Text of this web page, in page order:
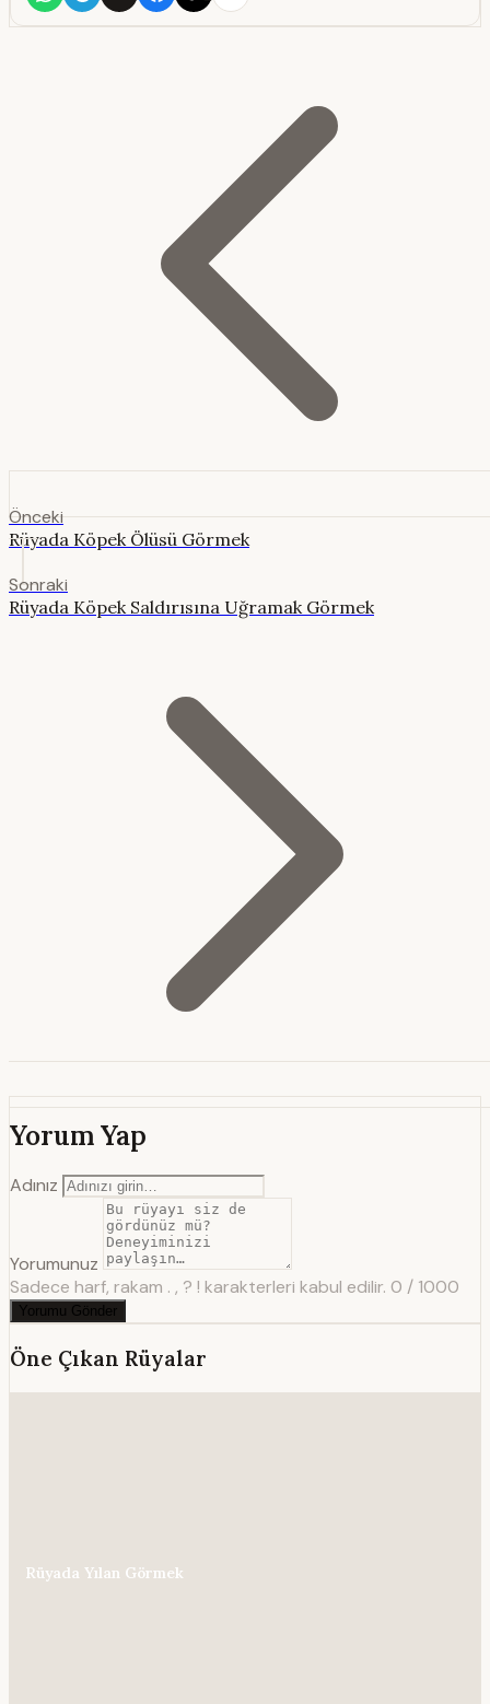
Önceki
Rüyada Köpek Ölüsü Görmek
Sonraki
Rüyada Köpek Saldırısına Uğramak Görmek
Yorum Yap
Adınız
Yorumunuz
Sadece harf, rakam . , ? ! karakterleri kabul edilir. 0 / 1000
Yorumu Gönder
Öne Çıkan Rüyalar
Rüyada Yılan Görmek